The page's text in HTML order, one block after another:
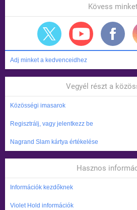
Kövess
Adj minket a kedvenceidhez
Vegyél részt a
Közösségi imasarok
Regisztrálj, vagy jelentkezz be
Nagrand Slam kártya értékelése
Hasznos
Információk kezdőknek
Violet Hold információk